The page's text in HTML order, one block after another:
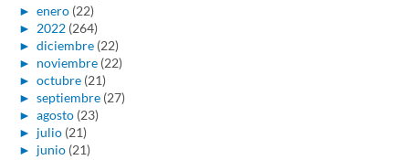
► enero (22)
► 2022 (264)
► diciembre (22)
► noviembre (22)
► octubre (21)
► septiembre (27)
► agosto (23)
► julio (21)
► junio (21)